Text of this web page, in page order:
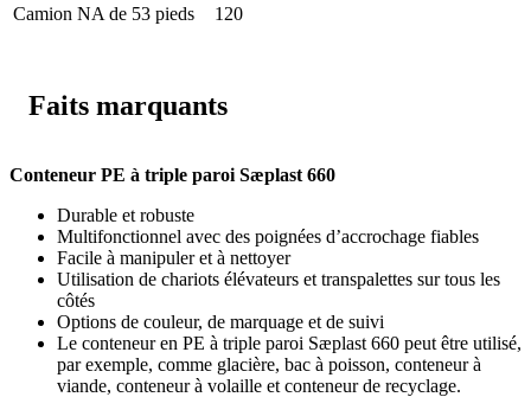
Camion NA de 53 pieds
120
Faits marquants
Conteneur PE à triple paroi Sæplast 660
Durable et robuste
Multifonctionnel avec des poignées d’accrochage fiables
Facile à manipuler et à nettoyer
Utilisation de chariots élévateurs et transpalettes sur tous les
côtés
Options de couleur, de marquage et de suivi
Le conteneur en PE à triple paroi Sæplast 660 peut être utilisé,
par exemple, comme glacière, bac à poisson, conteneur à
viande, conteneur à volaille et conteneur de recyclage.